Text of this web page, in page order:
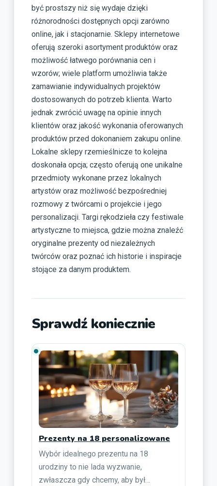
być prostszy niż się wydaje dzięki
różnorodności dostępnych opcji zarówno
online, jak i stacjonarnie. Sklepy internetowe
oferują szeroki asortyment produktów oraz
możliwość łatwego porównania cen i
wzorów; wiele platform umożliwia także
zamawianie indywidualnych projektów
dostosowanych do potrzeb klienta. Warto
jednak zwrócić uwagę na opinie innych
klientów oraz jakość wykonania oferowanych
produktów przed dokonaniem zakupu online.
Lokalne sklepy rzemieślnicze to kolejna
doskonała opcja; często oferują one unikalne
przedmioty wykonane przez lokalnych
artystów oraz możliwość bezpośredniej
rozmowy z twórcami o projekcie i jego
personalizacji. Targi rękodzieła czy festiwale
artystyczne to miejsca, gdzie można znaleźć
oryginalne prezenty od niezależnych
twórców oraz poznać ich historie i inspiracje
stojące za danym produktem.
Sprawdź koniecznie
Prezenty na 18 personalizowane
Wybór idealnego prezentu na 18
urodziny to nie lada wyzwanie,
zwłaszcza gdy chcemy, aby był…